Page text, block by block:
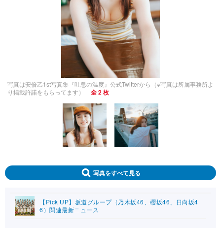
写真は安倍乙1st写真集『吐息の温度』公式Twitterから（※写真は所属事務所よ
り掲載許諾をもらってます）
全 2 枚
写真をすべて見る
【Pick UP】坂道グループ（乃木坂46、櫻坂46、日向坂4
6）関連最新ニュース